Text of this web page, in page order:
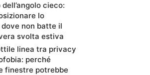
cieco:
lo
non batte il
svolta estiva
linea tra privacy
perché
finestre potrebbe